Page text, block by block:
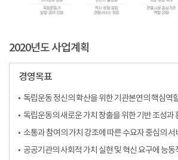
2020년도 사업계획
경영목표
독립운동 정신의 확산을 위한 기관본연의 핵심역
독립운동의 새로운 가치 창출을 위한 기반 조성과
소통과 참여의 가치 강조에 따른 수요자 중심의 서
공공기관의 사회적 가치 실현 및 혁신 요구에 능동